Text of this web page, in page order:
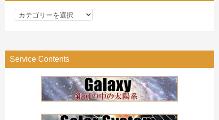
カ
リ
ー
Service Contents